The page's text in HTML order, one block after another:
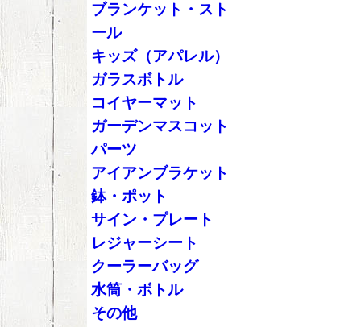
ブランケット・スト
ール
キッズ（アパレル）
ガラスボトル
コイヤーマット
ガーデンマスコット
パーツ
アイアンブラケット
鉢・ポット
サイン・プレート
レジャーシート
クーラーバッグ
水筒・ボトル
その他